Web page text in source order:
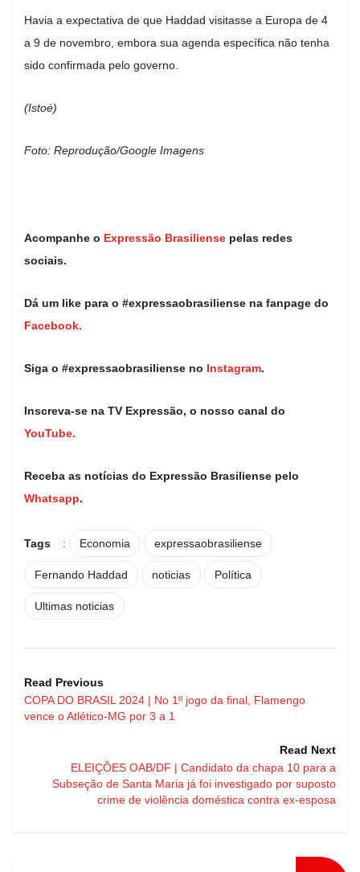
Havia a expectativa de que Haddad visitasse a Europa de 4
a 9 de novembro, embora sua agenda específica não tenha
sido confirmada pelo governo.
(Istoé)
Foto: Reprodução/Google Imagens
Acompanhe o Expressão Brasiliense pelas redes
sociais.
Dá um like para o #expressaobrasiliense na fanpage do
Facebook.
Siga o #expressaobrasiliense no Instagram.
Inscreva-se na TV Expressão, o nosso canal do
YouTube.
Receba as notícias do Expressão Brasiliense pelo
Whatsapp.
Tags : Economia expressaobrasiliense
Fernando Haddad noticias Política
Ultimas noticias
Read Previous
COPA DO BRASIL 2024 | No 1º jogo da final, Flamengo
vence o Atlético-MG por 3 a 1
Read Next
ELEIÇÕES OAB/DF | Candidato da chapa 10 para a
Subseção de Santa Maria já foi investigado por suposto
crime de violência doméstica contra ex-esposa